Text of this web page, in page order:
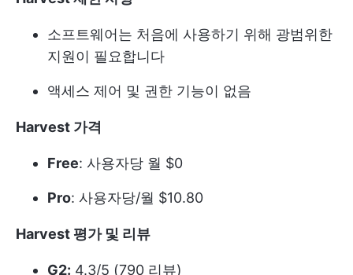
소프트웨어는 처음에 사용하기 위해 광범위한
지원이 필요합니다
액세스 제어 및 권한 기능이 없음
Harvest 가격
Free: 사용자당 월 $0
Pro: 사용자당/월 $10.80
Harvest 평가 및 리뷰
G2: 4.3/5 (790 리뷰)